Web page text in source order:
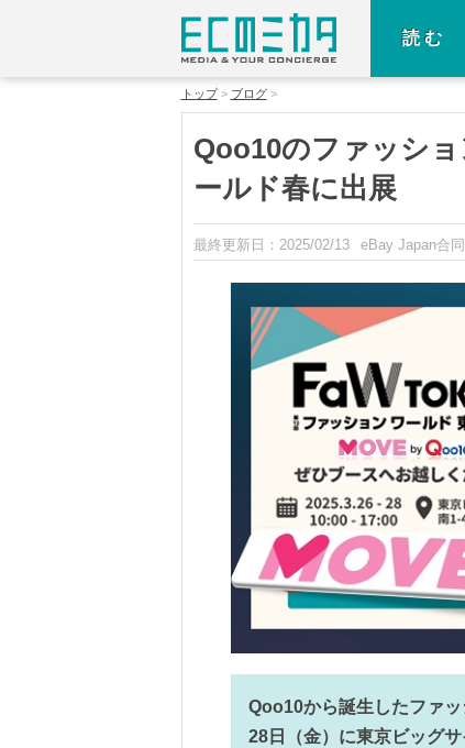
読む
トップ ブログ
Qoo10のファッシ
ールド春に出展
最終更新日： 2025/02/13 eBay Japan合
Qoo10から誕生したファ
28日（金）に東京ビッグ